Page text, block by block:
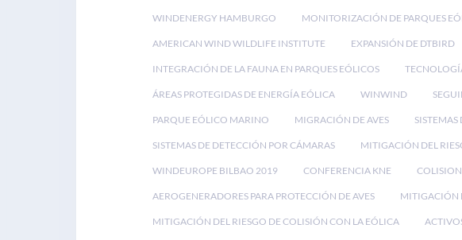
WINDENERGY HAMBURGO MONITORIZACIÓN DE PARQUES
AMERICAN WIND WILDLIFE INSTITUTE EXPANSIÓN DE DTBIRD
INTEGRACIÓN DE LA FAUNA EN PARQUES EÓLICOS
ÁREAS PROTEGIDAS DE ENERGÍA EÓLICA WINWIND
PARQUE EÓLICO MARINO MIGRACIÓN DE AVES SISTEMAS
SISTEMAS DE DETECCIÓN POR CÁMARAS MITIGACIÓN DEL
WINDEUROPE BILBAO 2019 CONFERENCIA KNE
AEROGENERADORES PARA PROTECCIÓN DE AVES MITIGACIÓN
MITIGACIÓN DEL RIESGO DE COLISIÓN CON LA EÓLICA